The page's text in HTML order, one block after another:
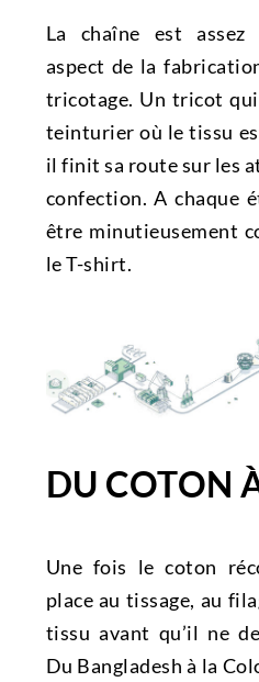
La chaîne est assez
aspect de la
tricotage. Un tricot
teinturier où le tissu
il finit sa route sur les
confection. A chaque
être minutieusement
le T-shirt.
DU COTON
Une fois le coton
place au tissage, au
tissu avant qu’il ne
Du Bangladesh à la